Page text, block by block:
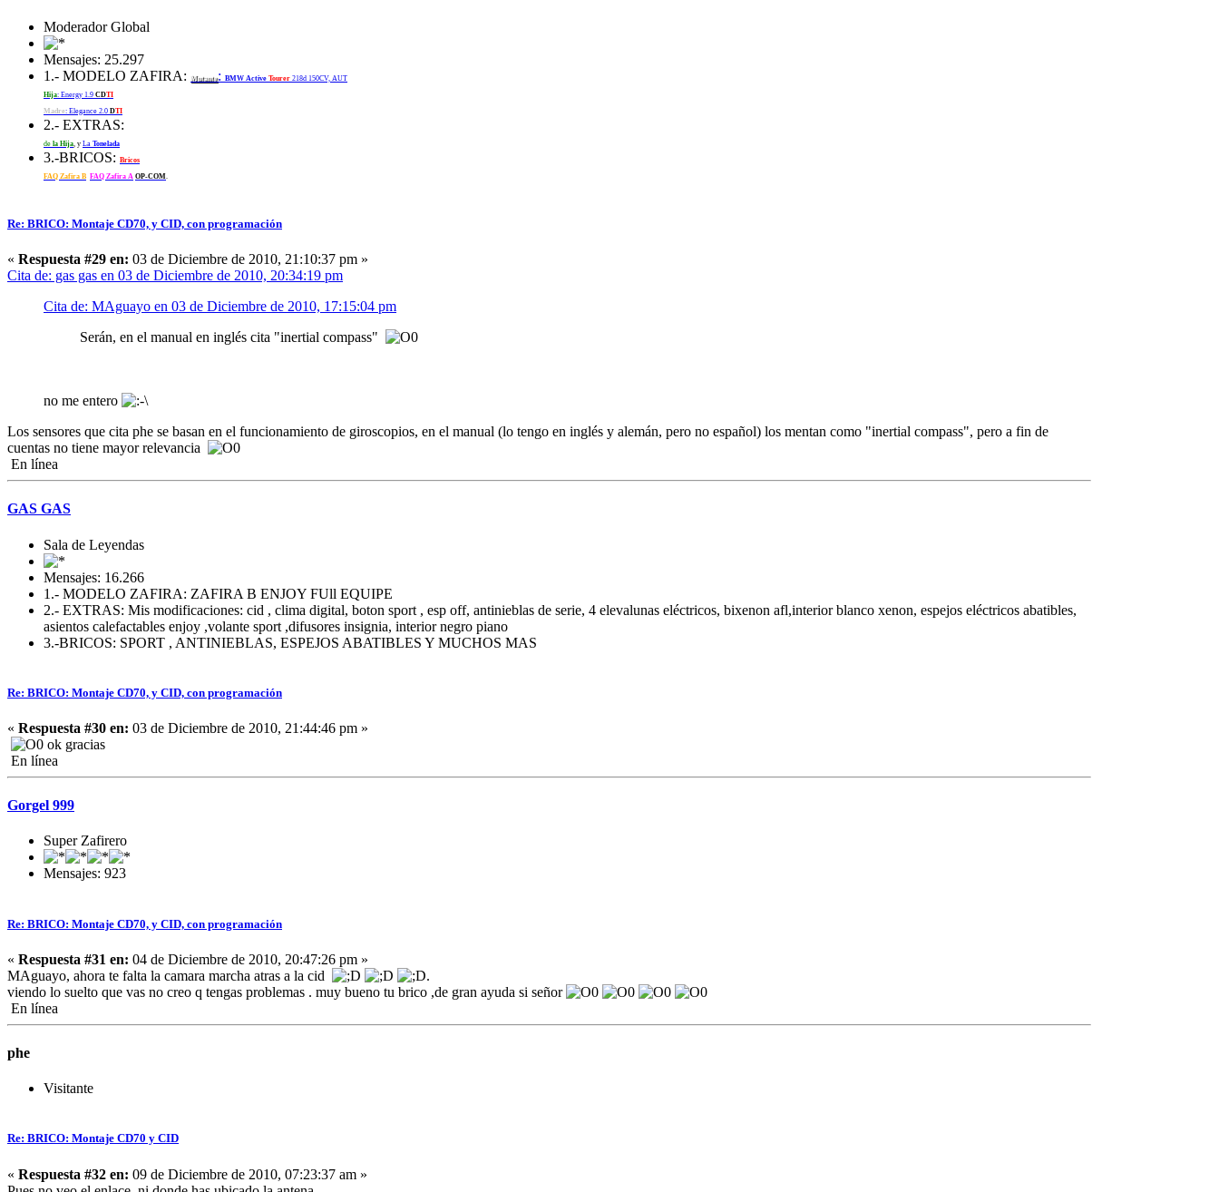
Moderador Global
Mensajes: 25.297
1.- MODELO ZAFIRA:
Mutante: BMW Active Tourer 218d 150CV, AUT
Hija: Energy 1.9 CDTI
Madre: Elegance 2.0 DTI
2.- EXTRAS:
de la Hija , y La Tonelada
3.-BRICOS: Bricos
FAQ Zafira B FAQ Zafira A OP-COM
Re: BRICO: Montaje CD70, y CID, con programación
« Respuesta #29 en: 03 de Diciembre de 2010, 21:10:37 pm »
Cita de: gas gas en 03 de Diciembre de 2010, 20:34:19 pm
Cita de: MAguayo en 03 de Diciembre de 2010, 17:15:04 pm
Serán, en el manual en inglés cita "inertial compass"
no me entero
Los sensores que cita phe se basan en el funcionamiento de giroscopios, en el manual (lo tengo en inglés y alemán, pero no español) los mentan como "inertial compass", pero a fin de
cuentas no tiene mayor relevancia
En línea
GAS GAS
Sala de Leyendas
Mensajes: 16.266
1.- MODELO ZAFIRA: ZAFIRA B ENJOY FUll EQUIPE
2.- EXTRAS: Mis modificaciones: cid , clima digital, boton sport , esp off, antinieblas de serie, 4 elevalunas eléctricos, bixenon afl,interior blanco xenon, espejos eléctricos abatibles,
asientos calefactables enjoy ,volante sport ,difusores insignia, interior negro piano
3.-BRICOS: SPORT , ANTINIEBLAS, ESPEJOS ABATIBLES Y MUCHOS MAS
Re: BRICO: Montaje CD70, y CID, con programación
« Respuesta #30 en: 03 de Diciembre de 2010, 21:44:46 pm »
ok gracias
En línea
Gorgel 999
Super Zafirero
Mensajes: 923
Re: BRICO: Montaje CD70, y CID, con programación
« Respuesta #31 en: 04 de Diciembre de 2010, 20:47:26 pm »
MAguayo, ahora te falta la camara marcha atras a la cid
.
viendo lo suelto que vas no creo q tengas problemas . muy bueno tu brico ,de gran ayuda si señor
En línea
phe
Visitante
Re: BRICO: Montaje CD70 y CID
« Respuesta #32 en: 09 de Diciembre de 2010, 07:23:37 am »